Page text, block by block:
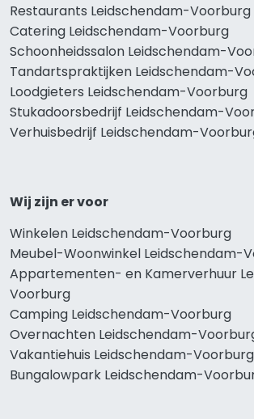
Restaurants Leidschendam-Voorburg
Catering Leidschendam-Voorburg
Schoonheidssalon Leidschendam-
Tandartspraktijken Leidschendam-
Loodgieters Leidschendam-Voorburg
Stukadoorsbedrijf Leidschendam-
Verhuisbedrijf Leidschendam-
Wij zijn er voor
Winkelen Leidschendam-Voorburg
Meubel-Woonwinkel Leidschendam-
Appartementen- en Kamerverhuur
Voorburg
Camping Leidschendam-Voorburg
Overnachten Leidschendam-
Vakantiehuis Leidschendam-Voorburg
Bungalowpark Leidschendam-